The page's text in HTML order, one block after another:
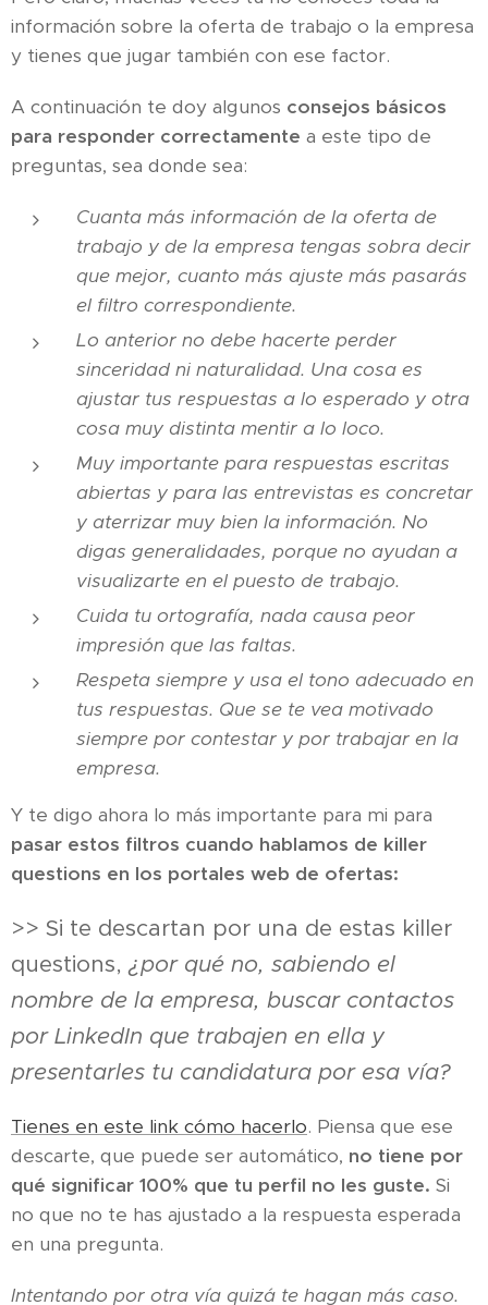
información sobre la oferta de trabajo o la empresa
y tienes que jugar también con ese factor.
A continuación te doy algunos consejos básicos
para responder correctamente a este tipo de
preguntas, sea donde sea:
Cuanta más información de la oferta de
trabajo y de la empresa tengas sobra decir
que mejor, cuanto más ajuste más pasarás
el filtro correspondiente.
Lo anterior no debe hacerte perder
sinceridad ni naturalidad. Una cosa es
ajustar tus respuestas a lo esperado y otra
cosa muy distinta mentir a lo loco.
Muy importante para respuestas escritas
abiertas y para las entrevistas es concretar
y aterrizar muy bien la información. No
digas generalidades, porque no ayudan a
visualizarte en el puesto de trabajo.
Cuida tu ortografía, nada causa peor
impresión que las faltas.
Respeta siempre y usa el tono adecuado en
tus respuestas. Que se te vea motivado
siempre por contestar y por trabajar en la
empresa.
Y te digo ahora lo más importante para mi para
pasar estos filtros cuando hablamos de killer
questions en los portales web de ofertas:
>> Si te descartan por una de estas killer
questions, ¿por qué no, sabiendo el
nombre de la empresa, buscar contactos
por LinkedIn que trabajen en ella y
presentarles tu candidatura por esa vía?
Tienes en este link cómo hacerlo. Piensa que ese
descarte, que puede ser automático, no tiene por
qué significar 100% que tu perfil no les guste. Si
no que no te has ajustado a la respuesta esperada
en una pregunta.
Intentando por otra vía quizá te hagan más caso.